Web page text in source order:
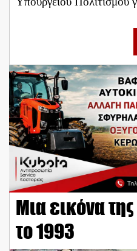
Μια εικόνα
το 1993